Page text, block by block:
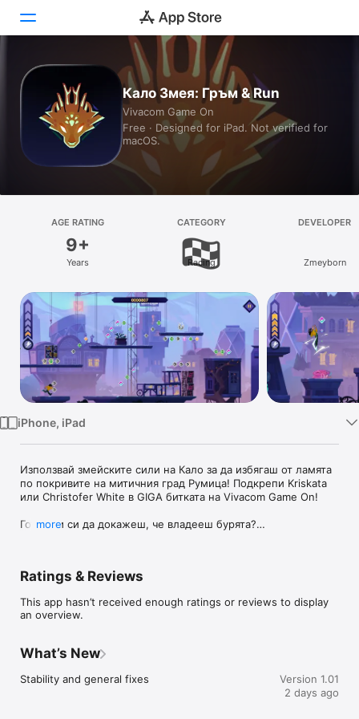
Today
Games
Apps
Platform
iPad
Mac
Vision
Watch
TV
Кало Змея: Гръм & Run
Vivacom Game On
Free · Designed for iPad. Not verified for
macOS.
AGE RATING
9+
Years
CATEGORY
Racing
DEVELOPER
Zmeyborn
iPhone, iPad
Използвай змейските сили на Кало за да избягаш от ламята
по покривите на митичния град Румица! Подкрепи Kriskata
или Christofer White в GIGA битката на Vivacom Game On!
Готов ли си да докажеш, че владееш бурята?
Влез в ролята на Кало – тийнейджърът полу-змей, и
премяташ по покривите на Румица.
Твоята цел? Да избягаш от безмилостната и зла ламя
преследва безмилостно!
Докато тичаш, събирай магически шевици! С тях ще
отключваш специални колекционерски карти с уникален
арт и лор на герои и чудовища от вселената. Събери ги
всички: златната ябълка Йоана, най-добрия приятел Ерди,
more
Ratings & Reviews
This app hasn’t received enough ratings or reviews to display
an overview.
What’s New
Stability and general fixes
Version 1.01
2 days ago